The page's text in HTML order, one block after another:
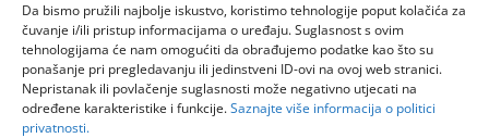
Da bismo pružili najbolje iskustvo, koristimo tehnologije poput kolačića za
čuvanje i/ili pristup informacijama o uređaju. Suglasnost s ovim
tehnologijama će nam omogućiti da obrađujemo podatke kao što su
ponašanje pri pregledavanju ili jedinstveni ID-ovi na ovoj web stranici.
Nepristanak ili povlačenje suglasnosti može negativno utjecati na
određene karakteristike i funkcije.Saznajte više informacija o politici
privatnosti.